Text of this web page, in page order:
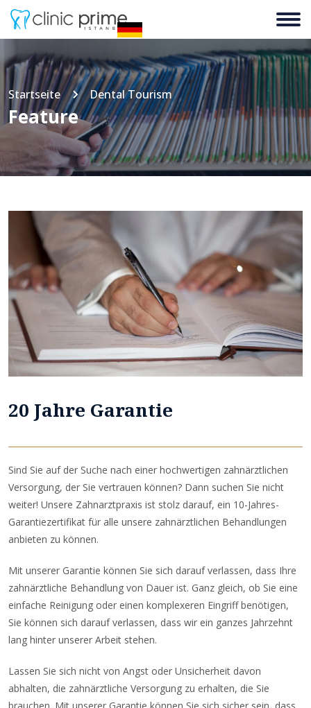
Startseite Dental Tourism
Feature
20 Jahre Garantie
Sind Sie auf der Suche nach einer hochwertigen zahnärztlichen
Versorgung, der Sie vertrauen können? Dann suchen Sie nicht
weiter! Unsere Zahnarztpraxis ist stolz darauf, ein 10-Jahres-
Garantiezertifikat für alle unsere zahnärztlichen Behandlungen
anbieten zu können.
Mit unserer Garantie können Sie sich darauf verlassen, dass Ihre
zahnärztliche Behandlung von Dauer ist. Ganz gleich, ob Sie eine
einfache Reinigung oder einen komplexeren Eingriff benötigen,
Sie können sich darauf verlassen, dass wir ein ganzes Jahrzehnt
lang hinter unserer Arbeit stehen.
Lassen Sie sich nicht von Angst oder Unsicherheit davon
abhalten, die zahnärztliche Versorgung zu erhalten, die Sie